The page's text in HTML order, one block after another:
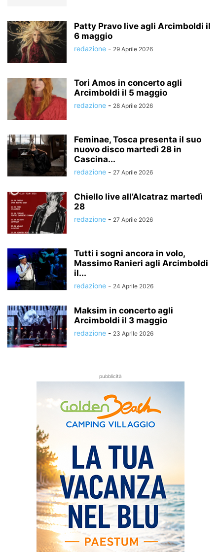
Patty Pravo live agli Arcimboldi il
6 maggio
redazione - 29 Aprile 2026
Tori Amos in concerto agli
Arcimboldi il 5 maggio
redazione - 28 Aprile 2026
Feminae, Tosca presenta il suo
nuovo disco martedì 28 in
Cascina...
redazione - 27 Aprile 2026
Chiello live all’Alcatraz martedì
28
redazione - 27 Aprile 2026
Tutti i sogni ancora in volo,
Massimo Ranieri agli Arcimboldi
il...
redazione - 24 Aprile 2026
Maksim in concerto agli
Arcimboldi il 3 maggio
redazione - 23 Aprile 2026
pubblicità